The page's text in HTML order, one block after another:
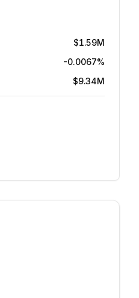
$1.59M
-0.0067%
$9.34M